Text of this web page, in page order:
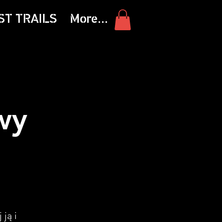
TRAILS More...
ją i